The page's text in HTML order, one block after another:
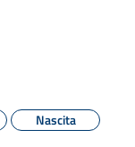
Nascita